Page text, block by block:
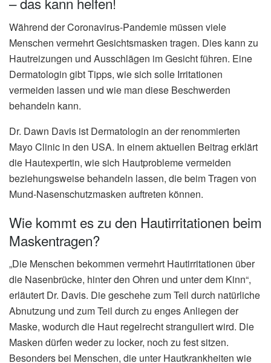
Während der Coronavirus-Pandemie müssen viele
Menschen vermehrt Gesichtsmasken tragen. Dies kann zu
Hautreizungen und Ausschlägen im Gesicht führen. Eine
Dermatologin gibt Tipps, wie sich solle Irritationen
vermeiden lassen und wie man diese Beschwerden
behandeln kann.
Dr. Dawn Davis ist Dermatologin an der renommierten
Mayo Clinic in den USA. In einem aktuellen Beitrag erklärt
die Hautexpertin, wie sich Hautprobleme vermeiden
beziehungsweise behandeln lassen, die beim Tragen von
Mund-Nasenschutzmasken auftreten können.
Wie kommt es zu den Hautirritationen beim
Maskentragen?
„Die Menschen bekommen vermehrt Hautirritationen über
die Nasenbrücke, hinter den Ohren und unter dem Kinn“,
erläutert Dr. Davis. Die geschehe zum Teil durch natürliche
Abnutzung und zum Teil durch zu enges Anliegen der
Maske, wodurch die Haut regelrecht stranguliert wird. Die
Masken dürfen weder zu locker, noch zu fest sitzen.
Besonders bei Menschen, die unter Hautkrankheiten wie